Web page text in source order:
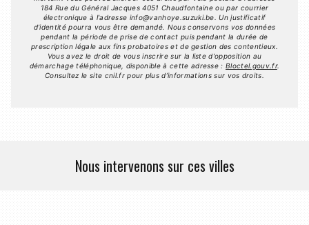
184 Rue du Général Jacques 4051 Chaudfontaine ou par courrier
électronique à l'adresse info@vanhoye.suzuki.be. Un justificatif
d'identité pourra vous être demandé. Nous conservons vos données
pendant la période de prise de contact puis pendant la durée de
prescription légale aux fins probatoires et de gestion des contentieux.
Vous avez le droit de vous inscrire sur la liste d'opposition au
démarchage téléphonique, disponible à cette adresse :Bloctel.gouv.fr.
Consultez le site cnil.fr pour plus d’informations sur vos droits.
Nous intervenons sur ces villes